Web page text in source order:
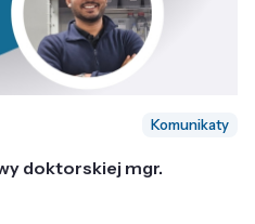
Komunikaty
doktorskiej mgr.